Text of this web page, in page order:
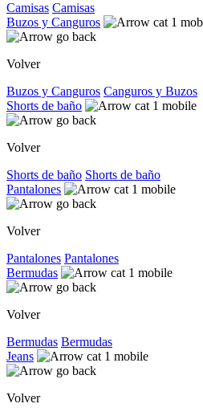
Camisas Camisas
Buzos y Canguros
Volver
Buzos y Canguros Canguros y Buzos
Shorts de baño
Volver
Shorts de baño Shorts de baño
Pantalones
Volver
Pantalones Pantalones
Bermudas
Volver
Bermudas Bermudas
Jeans
Volver